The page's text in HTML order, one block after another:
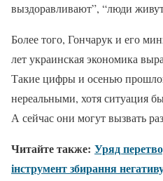
выздоравливают”, “люди
Более того, Гончарук и его
лет украинская экономика
Такие цифры и осенью
нереальными, хотя ситуация
А сейчас они могут вызвать
Читайте также: Уряд
інструмент збирання